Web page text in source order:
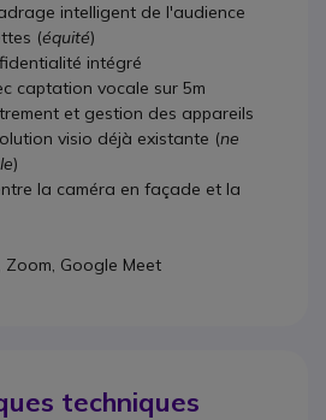
intelligent de l'audience
(équité)
intégré
captation vocale sur 5m
et gestion des appareils
visio déjà existante (ne
)
la caméra en façade et la
Zoom, Google Meet
techniques